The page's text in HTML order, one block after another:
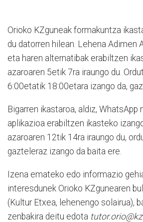
Orioko KZguneak formakuntza
du datorren hilean. Lehena Adimen
eta haren alternatibak erabiltzen
azaroaren 5etik 7ra iraungo du.
6:00etatik 18:00etara izango da,
Bigarren ikastaroa, aldiz, WhatsApp
aplikazioa erabiltzen ikasteko
azaroaren 12tik 14ra iraungo du,
gazteleraz izango da baita ere.
Izena emateko edo informazio
interesdunek Orioko KZgunearen
(Kultur Etxea, lehenengo solairua),
zenbakira deitu edota